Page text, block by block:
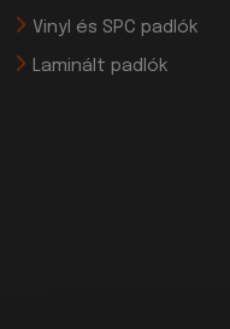
Vinyl és SPC padlók
Laminált padlók